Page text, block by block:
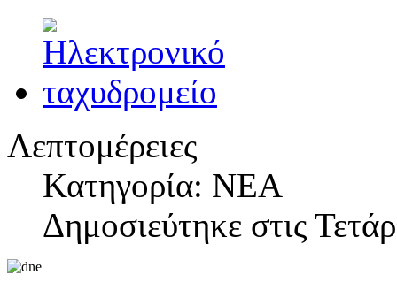
Λεπτομέρειες
Κατηγορία: ΝΕΑ
Δημοσιεύτηκε στις